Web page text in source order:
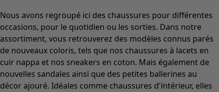
Nous avons regroupé ici des chaussures pour différentes
occasions, pour le quotidien ou les sorties. Dans notre
assortiment, vous retrouverez des modèles connus parés
de nouveaux coloris, tels que nos chaussures à lacets en
cuir nappa et nos sneakers en coton. Mais également de
nouvelles sandales ainsi que des petites ballerines au
décor ajouré. Idéales comme chaussures d'intérieur, elles